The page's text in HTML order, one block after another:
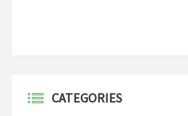
CATEGORIES